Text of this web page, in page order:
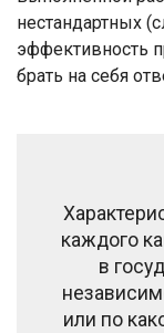
нестандартных
эффективность
брать на себя
каждого
в
или по